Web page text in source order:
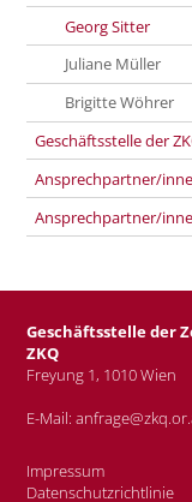
Georg Sitter
Juliane Müller
Brigitte Wöhrer
Geschäftsstelle der
Ansprechpartner/
Ansprechpartner/
Geschäftsstelle der
ZKQ
Freyung 1, 1010 Wien
E-Mail:
Impressum
Datenschutzrichtlinie